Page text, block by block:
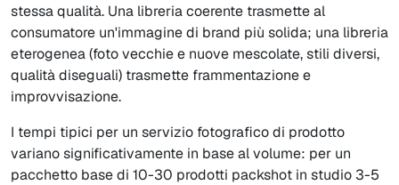
stessa qualità. Una libreria coerente trasmette al
consumatore un'immagine di brand più solida; una libreria
eterogenea (foto vecchie e nuove mescolate, stili diversi,
qualità diseguali) trasmette frammentazione e
improvvisazione.
I tempi tipici per un servizio fotografico di prodotto
variano significativamente in base al volume: per un
pacchetto base di 10-30 prodotti packshot in studio 3-5